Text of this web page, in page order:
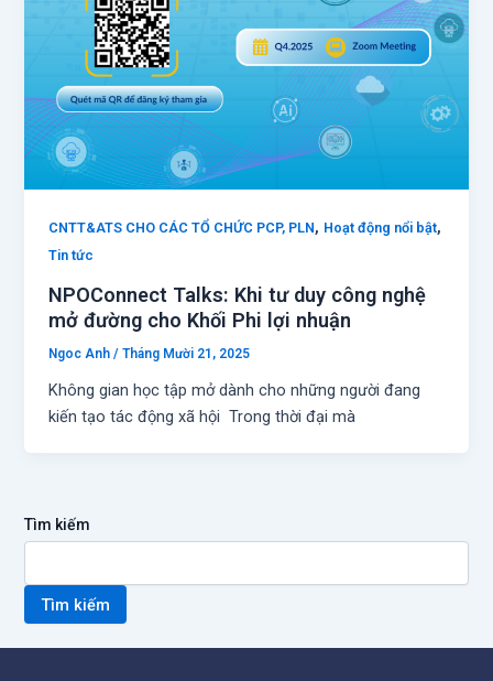
CNTT&ATS CHO CÁC TỔ CHỨC PCP, PLN, Hoạt động nổi bật,
Tin tức
NPOConnect Talks: Khi tư duy công nghệ
mở đường cho Khối Phi lợi nhuận
Ngoc Anh/Tháng Mười 21, 2025
Không gian học tập mở dành cho những người đang
kiến tạo tác động xã hội Trong thời đại mà
Tìm kiếm
Tìm kiếm